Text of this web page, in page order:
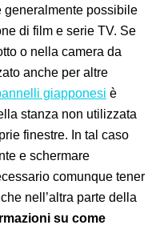
generalmente possibile
di film e serie TV. Se
o nella camera da
anche per altre
giapponesi è
stanza non utilizzata
finestre. In tal caso
e schermare
comunque tener
nell’altra parte della
su come